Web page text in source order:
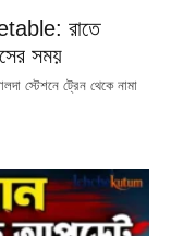
রাতে
সময়
স্টেশনে ট্রেন থেকে নামা